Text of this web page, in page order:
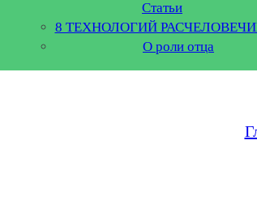
Статьи
8 ТЕХНОЛОГИЙ
О роли отца